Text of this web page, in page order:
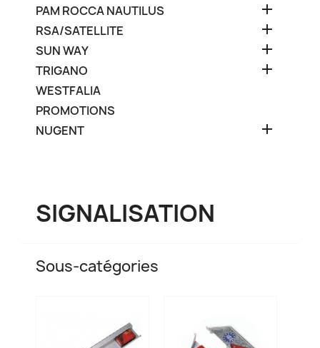
PAM ROCCA NAUTILUS 
RSA/SATELLITE 
SUN WAY 
TRIGANO 
WESTFALIA
PROMOTIONS
NUGENT

SIGNALISATION
Sous-catégories